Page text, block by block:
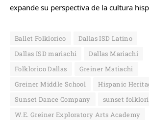
expande su perspectiva de la cultura
Ballet Folklorico
Dallas ISD Latino
Dallas ISD mariachi
Dallas Mariachi
Folklorico Dallas
Greiner Matiachi
Greiner Middle School
Hispanic
Sunset Dance Company
sunset
W.E. Greiner Exploratory Arts Academy